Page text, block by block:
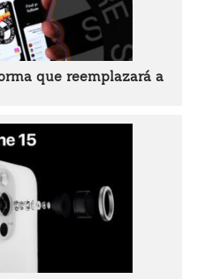
que reemplazará a